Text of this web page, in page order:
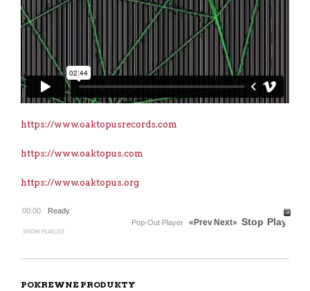
https://www.oaktopusrecords.com
https://www.oaktopus.com
https://www.oaktopus.org
00:00 Ready
Play
Stop
Next»
«Prev
SHOW PLAYLIST
Pop-Out Player
POKREWNE PRODUKTY